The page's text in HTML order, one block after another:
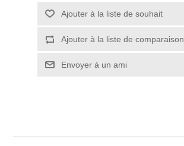
Ajouter à la liste de souhait
Ajouter à la liste de comparaison
Envoyer à un ami